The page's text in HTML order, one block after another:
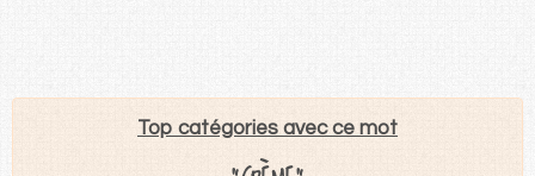
Top catégories avec ce mot